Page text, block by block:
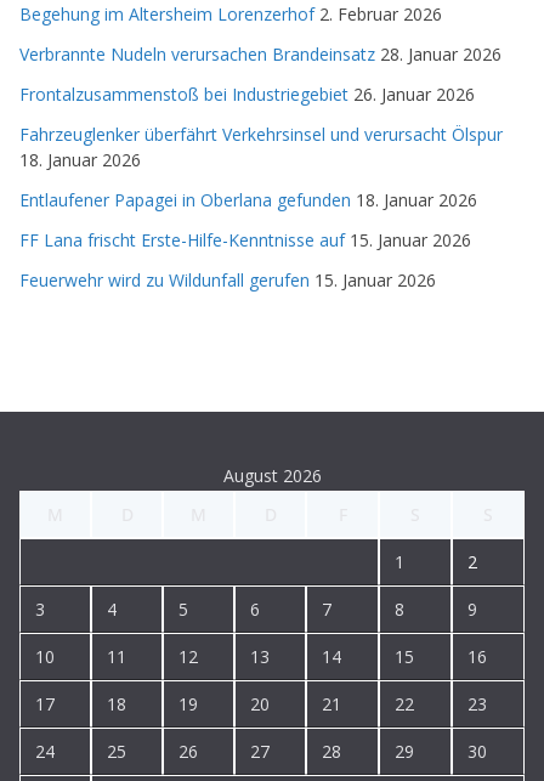
Begehung im Altersheim Lorenzerhof 2. Februar 2026
Verbrannte Nudeln verursachen Brandeinsatz 28. Januar 2026
Frontalzusammenstoß bei Industriegebiet 26. Januar 2026
Fahrzeuglenker überfährt Verkehrsinsel und verursacht Ölspur
18. Januar 2026
Entlaufener Papagei in Oberlana gefunden 18. Januar 2026
FF Lana frischt Erste-Hilfe-Kenntnisse auf 15. Januar 2026
Feuerwehr wird zu Wildunfall gerufen 15. Januar 2026
August 2026
1 2
3 4 5 6 7 8 9
10 11 12 13 14 15 16
17 18 19 20 21 22 23
24 25 26 27 28 29 30